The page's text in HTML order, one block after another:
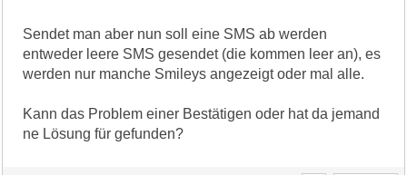
Sendet man aber nun soll eine SMS ab werden
entweder leere SMS gesendet (die kommen leer an), es
werden nur manche Smileys angezeigt oder mal alle.
Kann das Problem einer Bestätigen oder hat da jemand
ne Lösung für gefunden?